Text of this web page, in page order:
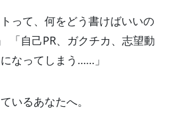
トって、何をどう書けばいいの
「自己PR、ガクチカ、志望動
なってしまう……」
いるあなたへ。